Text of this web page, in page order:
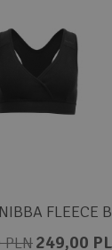
FLEECE
249,00